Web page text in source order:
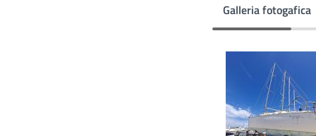
Galleria fotogafica